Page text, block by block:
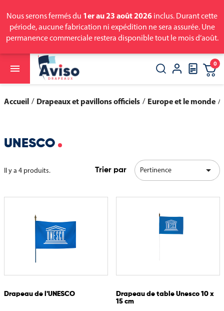
Nous serons fermés du 1er au 23 août 2026 inclus. Durant cette
période, aucune fabrication ni expédition ne sera assurée. Une
permanence commerciale restera disponible tout le mois d’août.
 0
search
Accueil Drapeaux et pavillons officiels Europe et le monde
UNESCO
Il y a 4 produits. Trier par Pertinence 
Drapeau de l'UNESCO
Drapeau de table Unesco 10 x
15 cm